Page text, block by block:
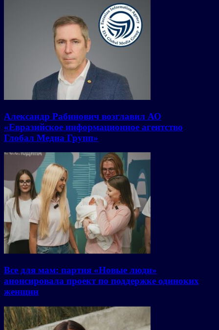
Александр Рабинович возглавил АО
«Евразийское информационное агентство
Глобал Медиа Групп»
Все для мам: партия «Новые люди»
анонсировала проект по поддержке одиноких
женщин